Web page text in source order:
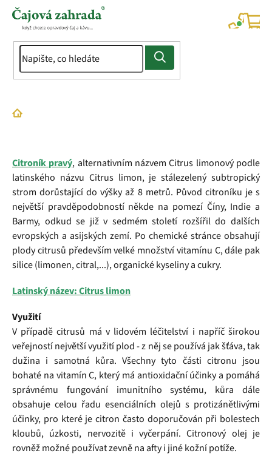
Přejít
Domů
Citroník pravý, alternativním názvem Citrus limonový podle
latinského názvu Citrus limon, je stálezelený subtropický
strom dorůstající do výšky až 8 metrů. Původ citroníku je s
největší pravděpodobností někde na pomezí Číny, Indie a
Barmy, odkud se již v sedmém století rozšířil do dalších
evropských a asijských zemí. Po chemické stránce obsahují
plody citrusů především velké množství vitamínu C, dále pak
silice (limonen, citral,...), organické kyseliny a cukry.
Latinský název: Citrus limon
Využití
V případě citrusů má v lidovém léčitelství i napříč širokou
veřejností největší využití plod - z něj se používá jak šťáva, tak
dužina i samotná kůra. Všechny tyto části citronu jsou
bohaté na vitamín C, který má antioxidační účinky a pomáhá
správnému fungování imunitního systému, kůra dále
obsahuje celou řadu esenciálních olejů s protizánětlivými
účinky, pro které je citron často doporučován při bolestech
kloubů, úzkosti, nervozitě i vyčerpání. Citronový olej je
rovněž možné používat zevně na afty i jiné kožní potíže.